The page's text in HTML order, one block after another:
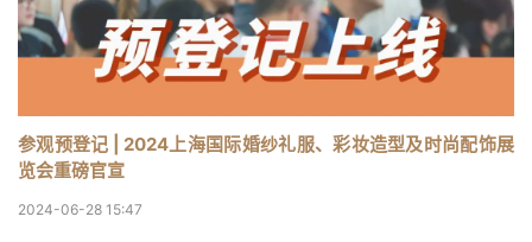
参观预登记 | 2024上海国际婚纱礼服、彩妆造型及时尚配饰展
览会重磅官宣
2024-06-28 15:47